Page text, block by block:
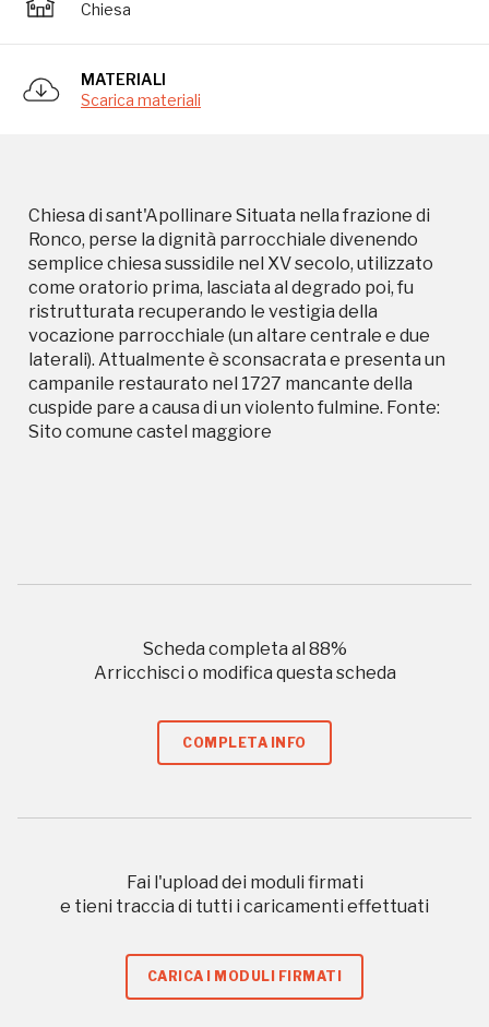
Chiesa
MATERIALI
Scarica materiali
Chiesa di sant'Apollinare Situata nella frazione di
Ronco, perse la dignità parrocchiale divenendo
semplice chiesa sussidile nel XV secolo, utilizzato
come oratorio prima, lasciata al degrado poi, fu
ristrutturata recuperando le vestigia della
vocazione parrocchiale (un altare centrale e due
laterali). Attualmente è sconsacrata e presenta un
campanile restaurato nel 1727 mancante della
cuspide pare a causa di un violento fulmine. Fonte:
Sito comune castel maggiore
Scheda completa al 88%
Arricchisci o modifica questa scheda
COMPLETA INFO
Fai l'upload dei moduli firmati
e tieni traccia di tutti i caricamenti effettuati
CARICA I MODULI FIRMATI
vocazione parrocchiale (un altare centrale e due
cuspide pare a causa di un violento fulmine. Fonte:
Sito comune castel maggiore
Storico campagne in questo
luogo
Registrati alla newsletter
Accedi alle informazioni per te più interessanti,
a quelle inerenti i luoghi più vicini e gli eventi
organizzati
REGISTRATI
Regalati 365 giorni di arte e cultura nell'Italia